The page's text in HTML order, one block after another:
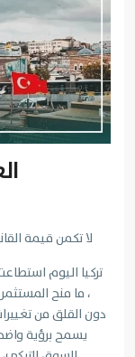
لا تكمن قيمة
تركيا اليوم
، ما منح
دون القلق من
يسمح برؤية